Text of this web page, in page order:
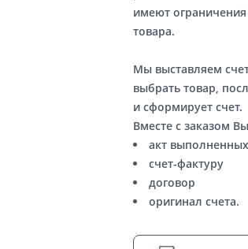
имеют
товара.
Мы выставляем
выбрать товар,
и сформирует счет.
Вместе с заказом
акт
счет-фактуру
договор
оригинал счета.